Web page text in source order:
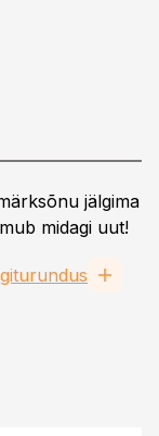
jälgima
midagi uut!